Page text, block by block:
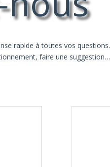
rapide à toutes vos questions.
faire une suggestion…